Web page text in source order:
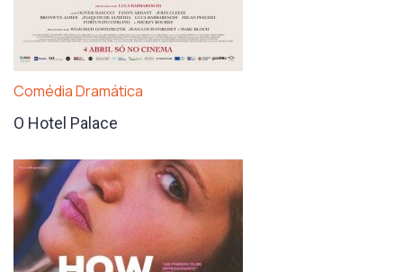
Comédia Dramática
O Hotel Palace